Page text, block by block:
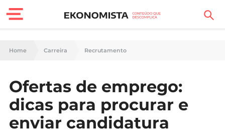
Finanças Pessoais
Carreira
Casa
Home Carreira Recrutamento
Ofertas de emprego:
dicas para procurar e
enviar candidatura